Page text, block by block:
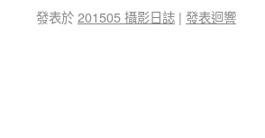
發表於201505 攝影日誌 | 發表迴響